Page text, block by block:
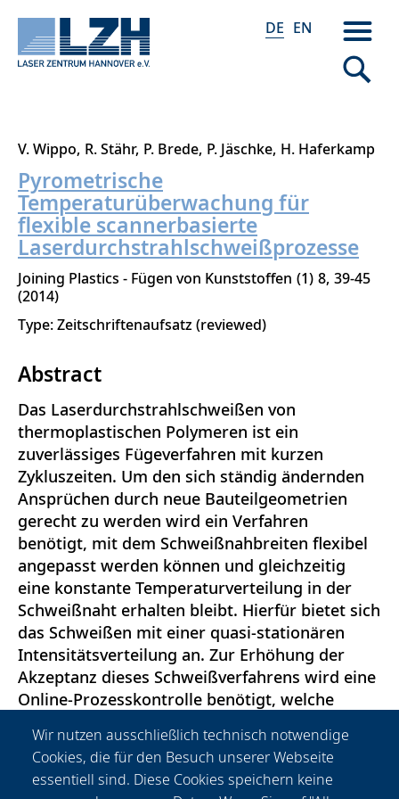
Direkt
zum
Inhalt
DE EN
V. Wippo R. Stähr P. Brede P. Jäschke H. Haferkamp
Pyrometrische
Temperaturüberwachung für
flexible scannerbasierte
Laserdurchstrahlschweißprozesse
Joining Plastics - Fügen von Kunststoffen 1 8 39-45
2014
Type: Zeitschriftenaufsatz (reviewed)
Abstract
Das Laserdurchstrahlschweißen von
thermoplastischen Polymeren ist ein
zuverlässiges Fügeverfahren mit kurzen
Zykluszeiten. Um den sich ständig ändernden
Ansprüchen durch neue Bauteilgeometrien
gerecht zu werden wird ein Verfahren
benötigt, mit dem Schweißnahbreiten flexibel
angepasst werden können und gleichzeitig
eine konstante Temperaturverteilung in der
Schweißnaht erhalten bleibt. Hierfür bietet sich
das Schweißen mit einer quasi-stationären
Intensitätsverteilung an. Zur Erhöhung der
Akzeptanz dieses Schweißverfahrens wird eine
Online-Prozesskontrolle benötigt, welche
der Wärmestrahlung umsetzbar wäre und
Rückschlüsse auf Änderungen der Füge-
nahttemperatur zulässt. Diese wurde mit
Wir nutzen ausschließlich technisch notwendige
Cookies, die für den Besuch unserer Webseite
essentiell sind. Diese Cookies speichern keine